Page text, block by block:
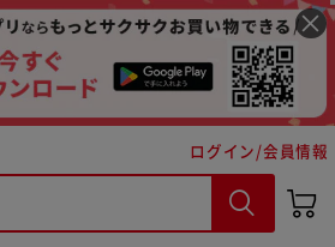
ログイン/会員情報
い